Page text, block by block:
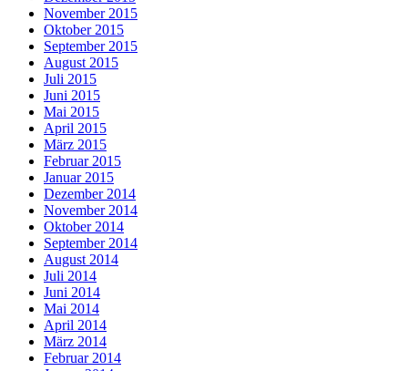
November 2015
Oktober 2015
September 2015
August 2015
Juli 2015
Juni 2015
Mai 2015
April 2015
März 2015
Februar 2015
Januar 2015
Dezember 2014
November 2014
Oktober 2014
September 2014
August 2014
Juli 2014
Juni 2014
Mai 2014
April 2014
März 2014
Februar 2014